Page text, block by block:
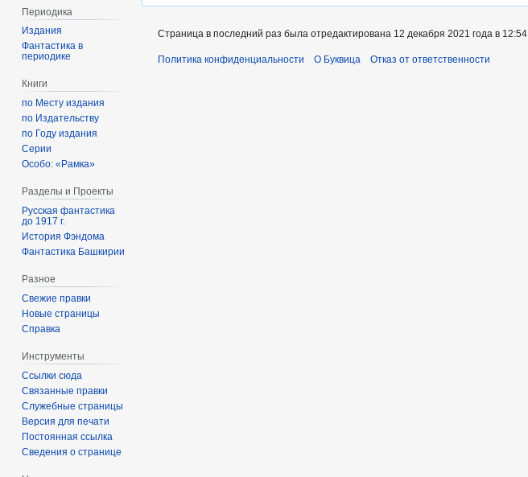
Периодика
Издания
Фантастика в
периодике
Книги
по Месту издания
по Издательству
по Году издания
Серии
Особо: «Рамка»
Разделы и Проекты
Русская фантастика
до 1917 г.
История Фэндома
Фантастика Башкирии
Разное
Свежие правки
Новые страницы
Справка
Инструменты
Ссылки сюда
Связанные правки
Служебные страницы
Версия для печати
Постоянная ссылка
Сведения о странице
Страница в последний раз была отредактирована 12 декабря 2021 года в 12:54.
Политика конфиденциальности О Буквица Отказ от ответственности